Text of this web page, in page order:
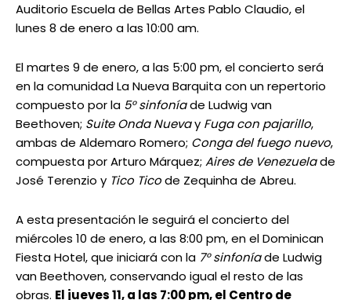
Auditorio Escuela de Bellas Artes Pablo Claudio, el
lunes 8 de enero a las 10:00 am.
El martes 9 de enero, a las 5:00 pm, el concierto será
en la comunidad La Nueva Barquita con un repertorio
compuesto por la 5° sinfoníade Ludwig van
Beethoven; Suite Onda Nuevay Fuga con pajarillo,
ambas de Aldemaro Romero; Conga del fuego nuevo,
compuesta por Arturo Márquez; Aires de Venezuelade
José Terenzio y Tico Ticode Zequinha de Abreu.
A esta presentación le seguirá el concierto del
miércoles 10 de enero, a las 8:00 pm, en el Dominican
Fiesta Hotel, que iniciará con la 7° sinfoníade Ludwig
van Beethoven, conservando igual el resto de las
obras. El jueves 11, a las 7:00 pm, el Centro de